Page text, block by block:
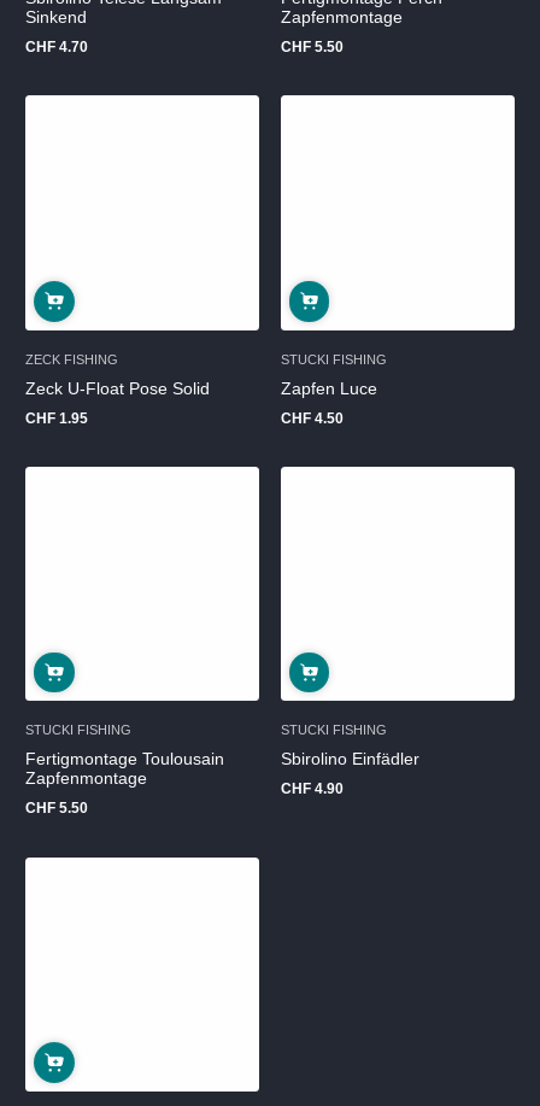
Sinkend
Regulärer
CHF 4.70
Zapfenmontage
Regulärer
CHF 5.50
ZECK FISHING
Zeck U-Float Pose Solid
Regulärer
CHF 1.95
STUCKI FISHING
Zapfen Luce
Regulärer
CHF 4.50
STUCKI FISHING
Fertigmontage Toulousain
Zapfenmontage
Regulärer
CHF 5.50
STUCKI FISHING
Sbirolino Einfädler
Regulärer
CHF 4.90